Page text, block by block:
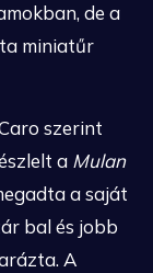
de a
miniatűr
szerint
a Mulan
a saját
bal és jobb
A